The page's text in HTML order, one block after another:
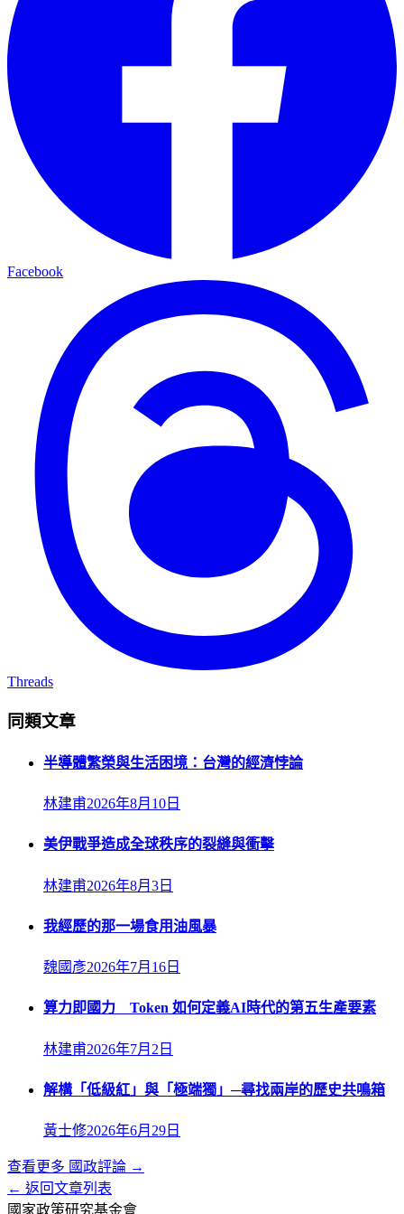
Facebook
Threads
同類文章
半導體繁榮與生活困境：台灣的經濟悖論
林建甫2026年8月10日
美伊戰爭造成全球秩序的裂縫與衝擊
林建甫2026年8月3日
我經歷的那一場食用油風暴
魏國彥2026年7月16日
算力即國力 Token 如何定義AI時代的第五生產要素
林建甫2026年7月2日
解構「低級紅」與「極端獨」─尋找兩岸的歷史共鳴箱
黃士修2026年6月29日
查看更多 國政評論 →
← 返回文章列表
國家政策研究基金會